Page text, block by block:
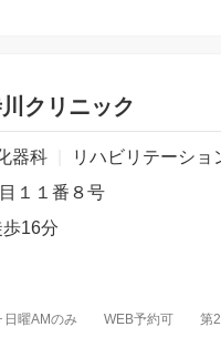
クリニック
器科
リハビリテーショ
１１番８号
16分
･日曜AMのみ WEB予約可 第2･